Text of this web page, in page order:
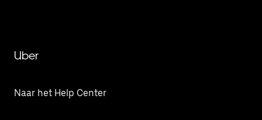
Uber
Naar het Help Center